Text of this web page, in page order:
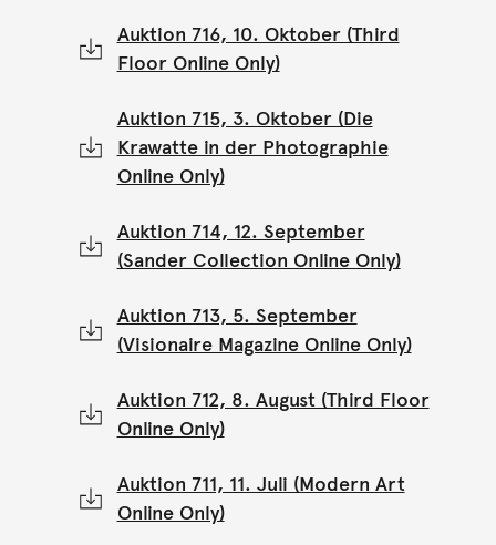
Auktion 716, 10. Oktober (Third
Floor Online Only)
Auktion 715, 3. Oktober (Die
Krawatte in der Photographie
Online Only)
Auktion 714, 12. September
(Sander Collection Online Only)
Auktion 713, 5. September
(Visionaire Magazine Online Only)
Auktion 712, 8. August (Third Floor
Online Only)
Auktion 711, 11. Juli (Modern Art
Online Only)